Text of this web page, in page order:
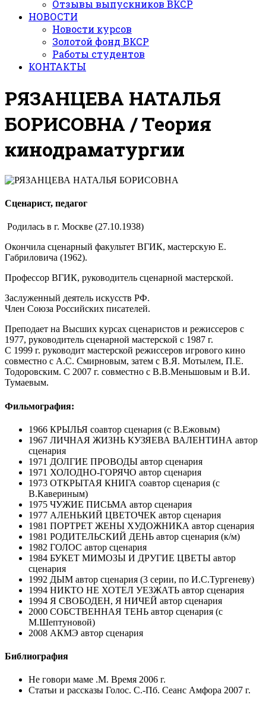
Отзывы выпускников ВКСР
НОВОСТИ
Новости курсов
Золотой фонд ВКСР
Работы студентов
КОНТАКТЫ
РЯЗАНЦЕВА НАТАЛЬЯ
БОРИСОВНА / Теория
кинодраматургии
Cценарист, педагог
Родилась в г. Москве (27.10.1938)
Окончила сценарный факультет ВГИК, мастерскую Е.
Габриловича (1962).
Профессор ВГИК, руководитель сценарной мастерской.
Заслуженный деятель искусств РФ.
Член Союза Российских писателей.
Преподает на Высших курсах сценаристов и режиссеров с
1977, руководитель сценарной мастерской с 1987 г.
С 1999 г. руководит мастерской режиссеров игрового кино
совместно с А.С. Смирновым, затем с В.Я. Мотылем, П.Е.
Тодоровским. С 2007 г. совместно с В.В.Меньшовым и В.И.
Тумаевым.
Фильмография:
1966 КРЫЛЬЯ соавтор сценария (с В.Ежовым)
1967 ЛИЧНАЯ ЖИЗНЬ КУЗЯЕВА ВАЛЕНТИНА автор
сценария
1971 ДОЛГИЕ ПРОВОДЫ автор сценария
1971 ХОЛОДНО-ГОРЯЧО автор сценария
1973 ОТКРЫТАЯ КНИГА соавтор сценария (с
В.Кавериным)
1975 ЧУЖИЕ ПИСЬМА автор сценария
1977 АЛЕНЬКИЙ ЦВЕТОЧЕК автор сценария
1981 ПОРТРЕТ ЖЕНЫ ХУДОЖНИКА автор сценария
1981 РОДИТЕЛЬСКИЙ ДЕНЬ автор сценария (к/м)
1982 ГОЛОС автор сценария
1984 БУКЕТ МИМОЗЫ И ДРУГИЕ ЦВЕТЫ автор
сценария
1992 ДЫМ автор сценария (3 серии, по И.С.Тургеневу)
1994 НИКТО НЕ ХОТЕЛ УЕЗЖАТЬ автор сценария
1994 Я СВОБОДЕН, Я НИЧЕЙ автор сценария
2000 СОБСТВЕННАЯ ТЕНЬ автор сценария (с
М.Шептуновой)
2008 АКМЭ автор сценария
Библиография
Не говори маме .М. Время 2006 г.
Статьи и рассказы Голос. С.-Пб. Сеанс Амфора 2007 г.